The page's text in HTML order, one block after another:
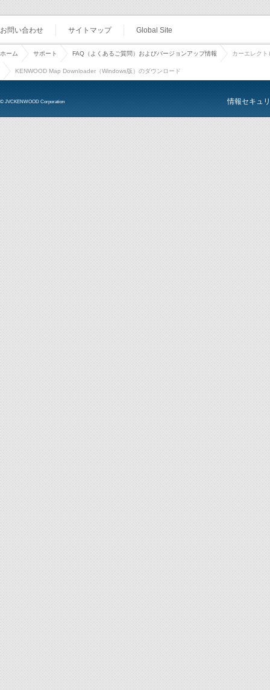
お問い合わせ サイトマップ Global Site
ホーム サポート FAQ（よくあるご質問）およびバージョンアップ情報 カーエレクト
KENWOOD Map Downloader（Windows版）のダウンロード
© JVCKENWOOD Corporation 情報セキュ